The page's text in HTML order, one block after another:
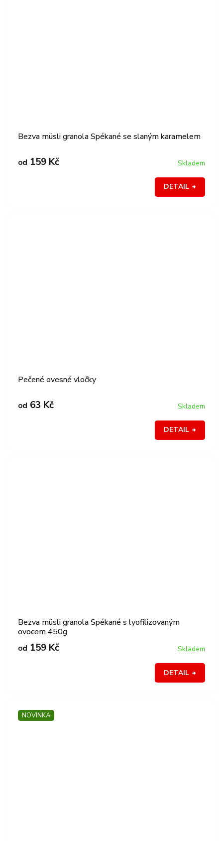
Bezva müsli granola Spékané se slaným karamelem
Skladem
od 159 Kč
DETAIL
Pečené ovesné vločky
Skladem
od 63 Kč
DETAIL
Bezva müsli granola Spékané s lyofilizovaným
ovocem 450g
Skladem
od 159 Kč
DETAIL
NOVINKA